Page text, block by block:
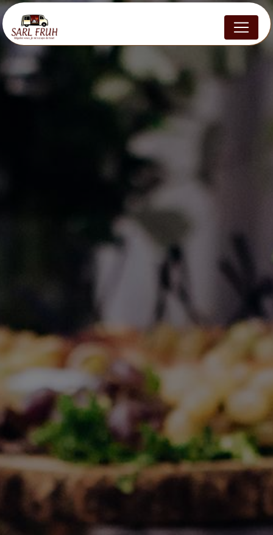
Panneau de gestion des cookies